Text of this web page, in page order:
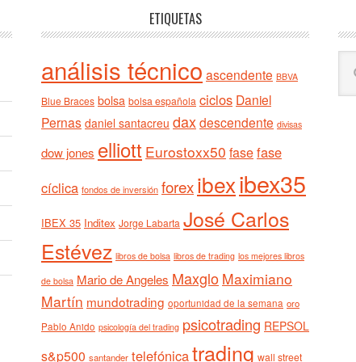
ETIQUETAS
análisis técnico ascendente BBVA
Blue Braces bolsa bolsa española ciclos Daniel
Pernas daniel santacreu daxdescendente divisas
dow jones elliott Eurostoxx50 fasefase
cíclica fondos de inversión forexibexibex35
IBEX 35 Inditex Jorge Labarta José Carlos
Estévez libros de bolsa libros de trading los mejores libros
de bolsa Mario de Angeles Maxglo Maximiano
Martín mundotrading oportunidad de la semana oro
Pablo Anido psicología del trading psicotrading REPSOL
s&p500 santander telefónicatrading wall street